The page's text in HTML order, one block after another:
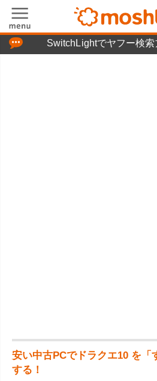
でヤフー検索方法
安い中古PCでドラクエ10 を「
する！
「つぶやき」の使い方